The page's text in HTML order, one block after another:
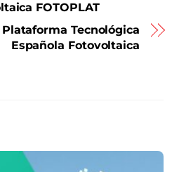
FOTOPLAT
Tecnológica
Española Fotovoltaica